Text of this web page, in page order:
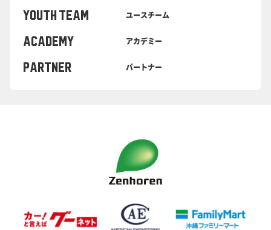
YOUTH TEAM ユースチーム
ACADEMY アカデミー
PARTNER パートナー